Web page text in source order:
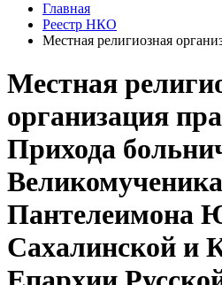
Главная
Реестр НКО
Местная религиозная
Местная
организация
Прихода
Пантелеимона
Сахалинской и